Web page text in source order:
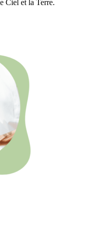
Ciel et la Terre.